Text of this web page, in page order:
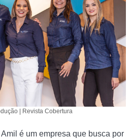
| Revista Cobertura
é um empresa que busca por